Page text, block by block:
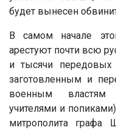
будет вынесен
В самом начале
арестуют почти всю
и тысячи передовых
заготовленным и
военным властям
учителями и
митрополита графа